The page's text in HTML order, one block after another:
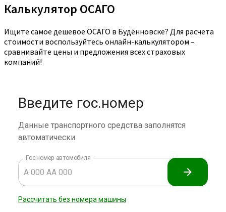
Калькулятор ОСАГО
Ищите самое дешевое ОСАГО в Будённовске? Для расчета
стоимости воспользуйтесь онлайн-калькулятором –
сравнивайте цены и предложения всех страховых
компаний!